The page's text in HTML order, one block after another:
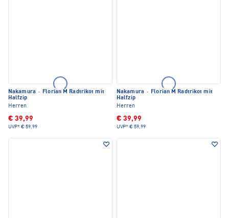
Nakamura · Florian M Radtrikot mit
Halfzip
Herren
€ 39,99
UVP* € 59,99
Nakamura · Florian M Radtrikot mit
Halfzip
Herren
€ 39,99
UVP* € 59,99